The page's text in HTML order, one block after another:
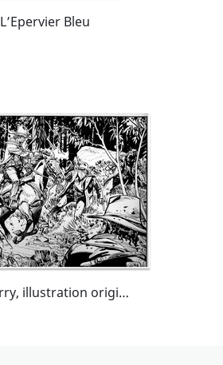
L’Epervier Bleu
Blueberry, illustration originale